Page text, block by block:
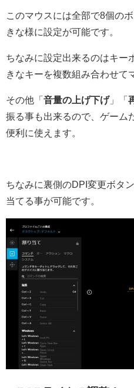
このマウスには全部で8個の
きな様に設定が可能です。
ちなみに設定出来るのはキー
きなキーを複数組み合わせて
その他「 音量の上げ下げ」「
振る事も出来るので、ゲーム
便利に使えます。
ちなみに裏側のDPI変更ボタ
当てる事が可能です。